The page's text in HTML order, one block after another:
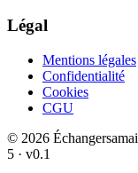
Légal
Mentions légales
Confidentialité
Cookies
CGU
© 2026
5 · v0.1